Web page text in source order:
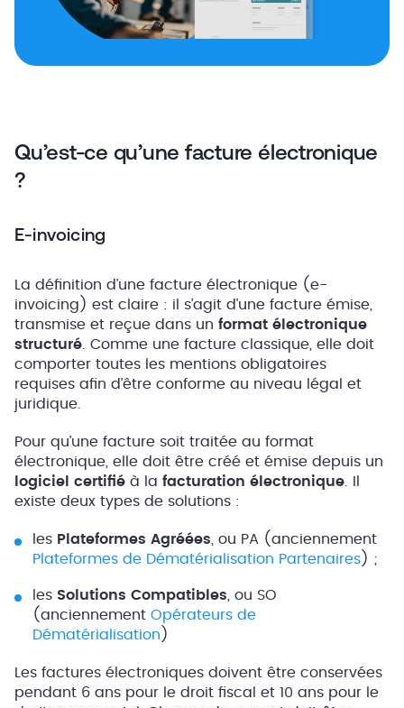
Qu’est-ce qu’une facture électronique
?
E-invoicing
La définition d’une facture électronique (e-
invoicing) est claire : il s’agit d’une facture émise,
transmise et reçue dans un format électronique
structuré. Comme une facture classique, elle doit
comporter toutes les mentions obligatoires
requises afin d’être conforme au niveau légal et
juridique.
Pour qu’une facture soit traitée au format
électronique, elle doit être créé et émise depuis un
logiciel certifié à la facturation électronique. Il
existe deux types de solutions :
les Plateformes Agréées, ou PA (anciennement
Plateformes de Dématérialisation Partenaires) ;
les Solutions Compatibles, ou SO
(anciennement Opérateurs de
Dématérialisation )
Les factures électroniques doivent être conservées
pendant 6 ans pour le droit fiscal et 10 ans pour le